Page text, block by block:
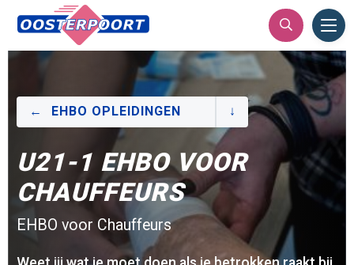
​EHBO OPLEIDINGEN
U21-1 EHBO VOOR
CHAUFFEURS
EHBO voor Chauffeurs